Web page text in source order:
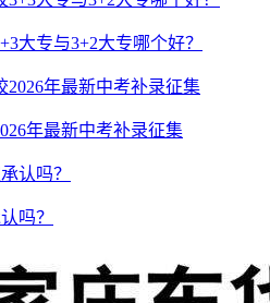
大专与3+2大专哪个好？
年最新中考补录征集
吗？